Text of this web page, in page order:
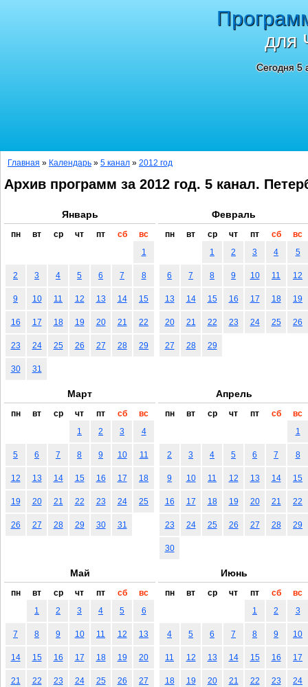
для
Сегодня 5
Главная » Календарь » 5 канал » 2012 год
Архив программ за 2012 год. 5 канал.
Январь
пн вт ср чт пт сб
вс
1
2 3 4 5 6 7 8
9 10 11 12 13 14 15
16 17 18 19 20 21 22
23 24 25 26 27 28 29
30 31
Февраль
пн вт ср чт пт сб
вс
1
2 3 4 5
6 7 8 9 10 11 12
13 14 15 16 17 18 19
20 21 22 23 24 25 26
27 28 29
Март
пн вт ср чт пт сб
вс
1
2 3 4
5 6 7 8 9 10 11
12 13 14 15 16 17 18
19 20 21 22 23 24 25
26 27 28 29 30 31
Апрель
пн вт ср чт пт сб
вс
1
2 3 4 5 6 7 8
9 10 11 12 13 14 15
16 17 18 19 20 21 22
23 24 25 26 27 28 29
30
Май
пн вт ср чт пт сб
вс
1
2 3 4 5 6
7 8 9 10 11 12 13
14 15 16 17 18 19 20
21 22 23 24 25 26 27
Июнь
пн вт ср чт пт сб
вс
1
2 3
4 5 6 7 8 9 10
11 12 13 14 15 16 17
18 19 20 21 22 23 24